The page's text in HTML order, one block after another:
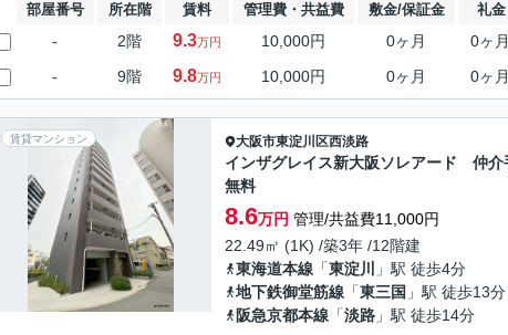
部屋番号 所在階 賃料 管理費・共益費 敷金/保証金 礼金
- 2階 9.3万円 10,000円 0ヶ月 0ヶ月
- 9階 9.8万円 10,000円 0ヶ月 0ヶ月
賃貸マンション 大阪市東淀川区西淡路
インザグレイス新大阪ソレアード 仲介
無料
8.6万円 管理/共益費11,000円
22.49㎡ (1K) /築3年 /12階建
東海道本線 「東淀川
」駅 徒歩4分
地下鉄御堂筋線 「東三国 」駅 徒歩13分
阪急京都本線 「淡路 」駅 徒歩14分